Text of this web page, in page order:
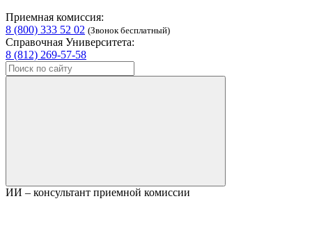
Приемная комиссия:
8 (800) 333 52 02 (Звонок бесплатный)
Справочная Университета:
8 (812) 269-57-58
ИИ – консультант приемной комиссии